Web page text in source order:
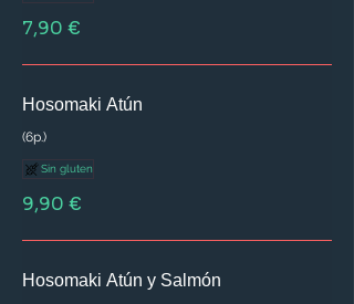
7,90 €
Hosomaki Atún
(6p.)
9,90 €
Sin gluten
Hosomaki Atún y Salmón